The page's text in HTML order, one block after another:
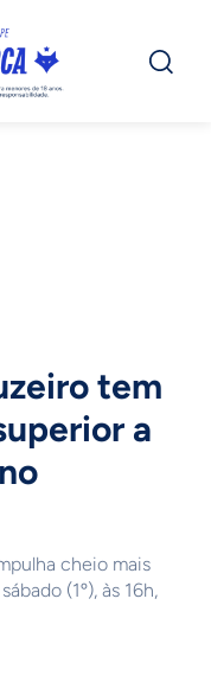
tem
a
cheio mais
(1º), às 16h,